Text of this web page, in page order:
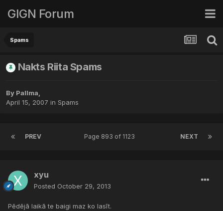
GIGN Forum
Spams
Nakts Riita Spams
By Pallma,
April 15, 2007 in Spams
PREV NEXT
Page 893 of 1123
xyu
Posted October 29, 2013
Pēdējā laikā te baigi maz ko lasīt.